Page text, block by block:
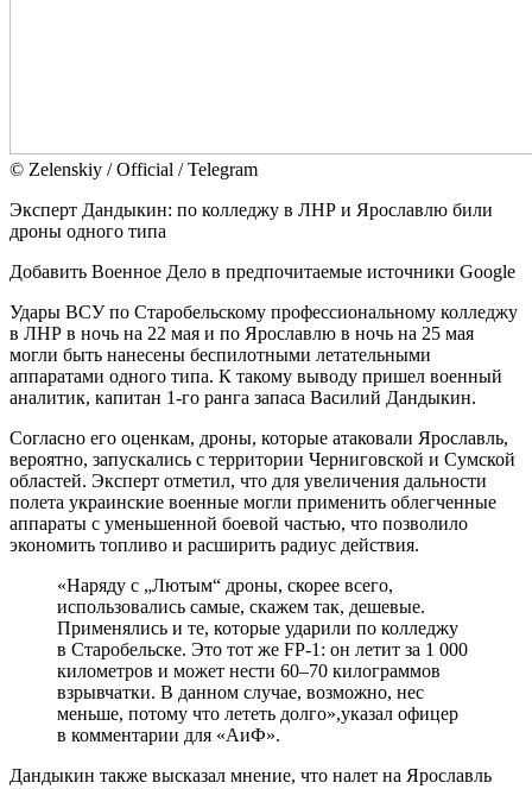
© Zеlеnskiу / Оfficiаl / Telegram
Эксперт Дандыкин: по колледжу в ЛНР и Ярославлю били
дроны одного типа
Добавить Военное Дело в предпочитаемые источники Google
Удары ВСУ по Старобельскому профессиональному колледжу
в ЛНР в ночь на 22 мая и по Ярославлю в ночь на 25 мая
могли быть нанесены беспилотными летательными
аппаратами одного типа. К такому выводу пришел военный
аналитик, капитан 1-го ранга запаса Василий Дандыкин.
Согласно его оценкам, дроны, которые атаковали Ярославль,
вероятно, запускались с территории Черниговской и Сумской
областей. Эксперт отметил, что для увеличения дальности
полета украинские военные могли применить облегченные
аппараты с уменьшенной боевой частью, что позволило
экономить топливо и расширить радиус действия.
«Наряду с „Лютым“ дроны, скорее всего,
использовались самые, скажем так, дешевые.
Применялись и те, которые ударили по колледжу
в Старобельске. Это тот же FP-1: он летит за 1 000
километров и может нести 60–70 килограммов
взрывчатки. В данном случае, возможно, нес
меньше, потому что лететь долго»,указал офицер
в комментарии для «АиФ».
Дандыкин также высказал мнение, что налет на Ярославль